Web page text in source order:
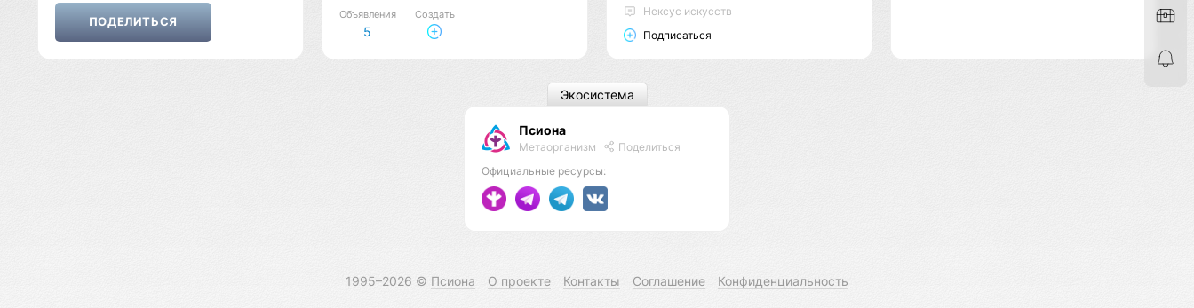
Объявления
5
Создать
Нексус искусств
Подписаться
Псиона
Метаорганизм
Поделиться
Официальные ресурсы:
Экосистема
1995–2026 © Псиона О проекте Контакты Соглашение Конфиденциальность